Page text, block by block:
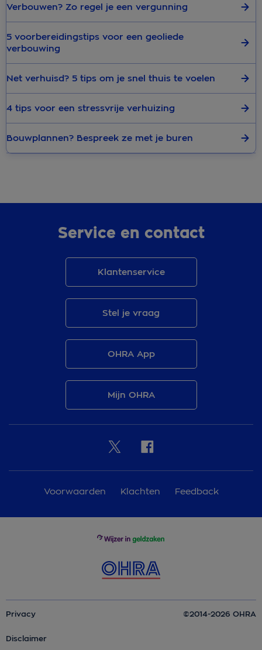
Verbouwen? Zo regel je een vergunning
5 voorbereidingstips voor een geoliede
verbouwing
Net verhuisd? 5 tips om je snel thuis te voelen
4 tips voor een stressvrije verhuizing
Bouwplannen? Bespreek ze met je buren
Service en contact
Klantenservice
Stel je vraag
OHRA App
Mijn OHRA
Voorwaarden Klachten Feedback
Privacy
Disclaimer
©2014-2026 OHRA